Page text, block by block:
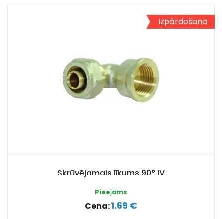
Izpārdošana
Skrūvējamais līkums 90° IV
Pieejams
Cena:1.69 €